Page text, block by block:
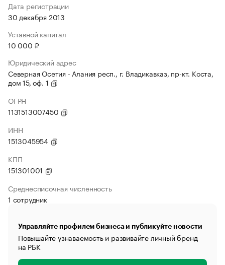
Дата регистрации
30 декабря 2013
Уставной капитал
10 000 ₽
Юридический адрес
Северная Осетия - Алания респ., г. Владикавказ, пр-кт. Коста,
дом 15, оф. 1
ОГРН
1131513007450
ИНН
1513045954
КПП
151301001
Среднесписочная численность
1 сотрудник
Управляйте профилем бизнеса и публикуйте новости
Повышайте узнаваемость и развивайте личный бренд
на РБК